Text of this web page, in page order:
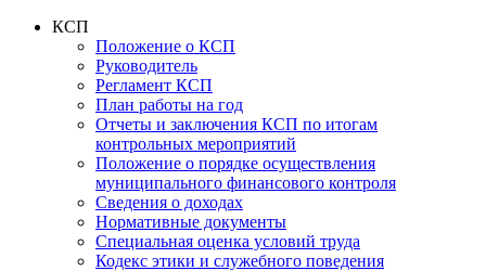
КСП
Положение о КСП
Руководитель
Регламент КСП
План работы на год
Отчеты и заключения КСП по итогам
контрольных мероприятий
Положение о порядке осуществления
муниципального финансового контроля
Сведения о доходах
Нормативные документы
Специальная оценка условий труда
Кодекс этики и служебного поведения